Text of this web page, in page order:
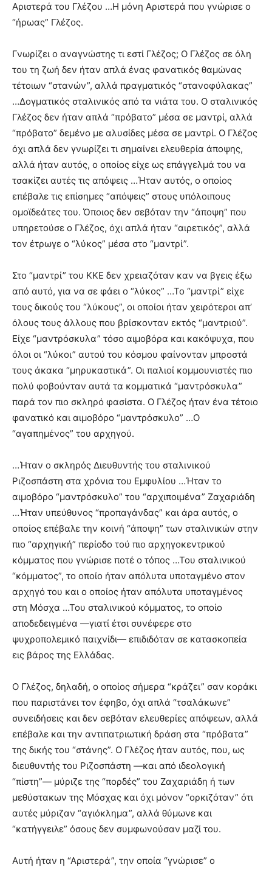
Αριστερά του Γλέζου …Η μόνη Αριστερά που γνώρισε ο
“ήρωας” Γλέζος.
Γνωρίζει ο αναγνώστης τι εστί Γλέζος; Ο Γλέζος σε όλη
του τη ζωή δεν ήταν απλά ένας φανατικός θαμώνας
τέτοιων “στανών”, αλλά πραγματικός “στανοφύλακας”
…Δογματικός σταλινικός από τα νιάτα του. Ο σταλινικός
Γλέζος δεν ήταν απλά “πρόβατο” μέσα σε μαντρί, αλλά
“πρόβατο” δεμένο με αλυσίδες μέσα σε μαντρί. Ο Γλέζος
όχι απλά δεν γνωρίζει τι σημαίνει ελευθερία άποψης,
αλλά ήταν αυτός, ο οποίος είχε ως επάγγελμά του να
τσακίζει αυτές τις απόψεις …Ήταν αυτός, ο οποίος
επέβαλε τις επίσημες “απόψεις” στους υπόλοιπους
ομοϊδεάτες του. Όποιος δεν σεβόταν την “άποψη” που
υπηρετούσε ο Γλέζος, όχι απλά ήταν “αιρετικός”, αλλά
τον έτρωγε ο “λύκος” μέσα στο “μαντρί”.
Στο “μαντρί” του ΚΚΕ δεν χρειαζόταν καν να βγεις έξω
από αυτό, για να σε φάει ο “λύκος” …Το “μαντρί” είχε
τους δικούς του “λύκους”, οι οποίοι ήταν χειρότεροι απ’
όλους τους άλλους που βρίσκονταν εκτός “μαντριού”.
Είχε “μαντρόσκυλα” τόσο αιμοβόρα και κακόψυχα, που
όλοι οι “λύκοι” αυτού του κόσμου φαίνονταν μπροστά
τους άκακα “μηρυκαστικά”. Οι παλιοί κομμουνιστές πιο
πολύ φοβούνταν αυτά τα κομματικά “μαντρόσκυλα”
παρά τον πιο σκληρό φασίστα. Ο Γλέζος ήταν ένα τέτοιο
φανατικό και αιμοβόρο “μαντρόσκυλο” …Ο
“αγαπημένος” του αρχηγού.
…Ήταν ο σκληρός Διευθυντής του σταλινικού
Ριζοσπάστη στα χρόνια του Εμφυλίου …Ήταν το
αιμοβόρο “μαντρόσκυλο” του “αρχιποιμένα” Ζαχαριάδη
…Ήταν υπεύθυνος “προπαγάνδας” και άρα αυτός, ο
οποίος επέβαλε την κοινή “άποψη” των σταλινικών στην
πιο “αρχηγική” περίοδο τού πιο αρχηγοκεντρικού
κόμματος που γνώρισε ποτέ ο τόπος …Του σταλινικού
“κόμματος”, το οποίο ήταν απόλυτα υποταγμένο στον
αρχηγό του και ο οποίος ήταν απόλυτα υποταγμένος
στη Μόσχα …Του σταλινικού κόμματος, το οποίο
αποδεδειγμένα —γιατί έτσι συνέφερε στο
ψυχροπολεμικό παιχνίδι— επιδιδόταν σε κατασκοπεία
εις βάρος της Ελλάδας.
Ο Γλέζος, δηλαδή, ο οποίος σήμερα “κράζει” σαν κοράκι
που παριστάνει τον έφηβο, όχι απλά “τσαλάκωνε”
συνειδήσεις και δεν σεβόταν ελευθερίες απόψεων, αλλά
επέβαλε και την αντιπατριωτική δράση στα “πρόβατα”
της δικής του “στάνης”. Ο Γλέζος ήταν αυτός, που, ως
διευθυντής του Ριζοσπάστη —και από ιδεολογική
“πίστη”— μύριζε της “πορδές” του Ζαχαριάδη ή των
μεθύστακων της Μόσχας και όχι μόνον “ορκιζόταν” ότι
αυτές μύριζαν “αγιόκλημα”, αλλά θύμωνε και
“κατήγγειλε” όσους δεν συμφωνούσαν μαζί του.
Αυτή ήταν η “Αριστερά”, την οποία “γνώρισε” ο